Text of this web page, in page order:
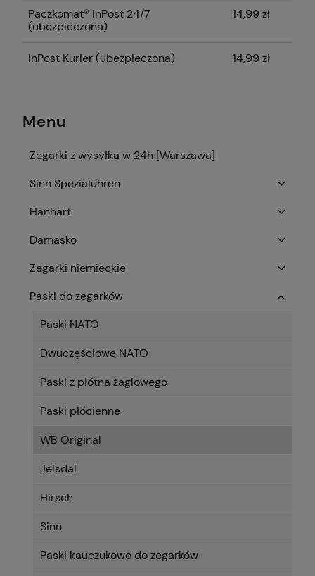
Paczkomat® InPost 24/7
(ubezpieczona)
14,99 zł
InPost Kurier (ubezpieczona) 14,99 zł
Menu
Zegarki z wysyłką w 24h [Warszawa]
Sinn Spezialuhren
Hanhart
Damasko
Zegarki niemieckie
Paski do zegarków
Paski NATO
Dwuczęściowe NATO
Paski z płótna żaglowego
Paski płócienne
WB Original
Jelsdal
Hirsch
Sinn
Paski kauczukowe do zegarków